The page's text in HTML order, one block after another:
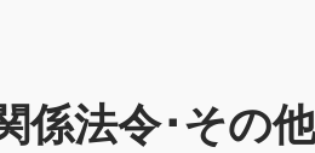
係法令･その